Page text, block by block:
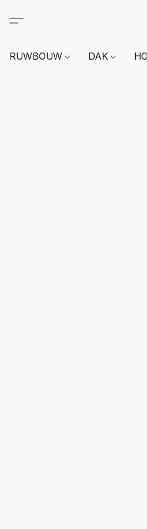
RUWBOUW DAK